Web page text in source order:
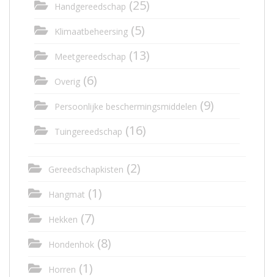
Handgereedschap (25)
Klimaatbeheersing (5)
Meetgereedschap (13)
Overig (6)
Persoonlijke beschermingsmiddelen (9)
Tuingereedschap (16)
Gereedschapkisten (2)
Hangmat (1)
Hekken (7)
Hondenhok (8)
Horren (1)